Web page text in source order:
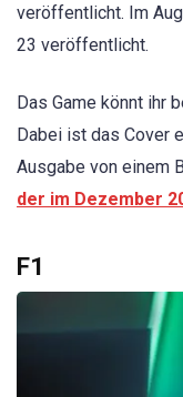
veröffentlicht. Im
23 veröffentlicht.
Das Game könnt ihr
Dabei ist das Cover
Ausgabe von einem
der im Dezember
F1